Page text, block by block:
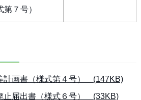
第７号）
計画書（様式第４号） (147KB)
止届出書（様式６号） (33KB)